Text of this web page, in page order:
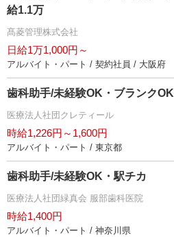
給1.1万
髙菱管理株式会社
日給1万1,000円～
アルバイト・パート / 契約社員 / 大阪府
歯科助手/未経験OK・ブランクOK
医療法人社団クレティール
時給1,226円～1,600円
アルバイト・パート / 東京都
歯科助手/未経験OK・駅チカ
医療法人社団緑真会 服部歯科医院
時給1,400円
アルバイト・パート / 神奈川県